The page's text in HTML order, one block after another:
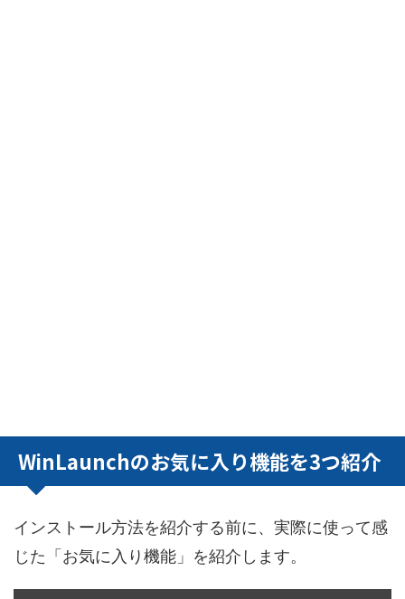
WinLaunchのお気に入り機能を3つ紹介
インストール方法を紹介する前に、実際に使って感
じた「お気に入り機能」を紹介します。